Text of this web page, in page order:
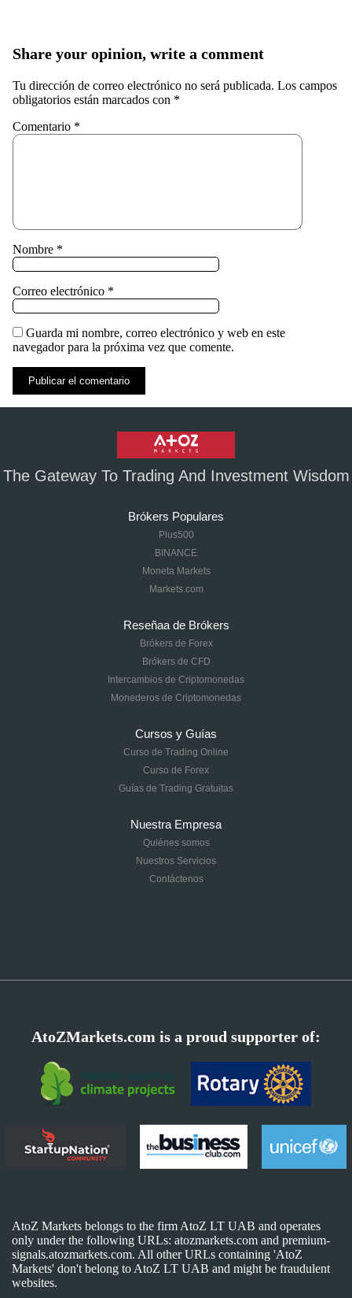
Share your opinion, write a comment
Tu dirección de correo electrónico no será publicada. Los campos
obligatorios están marcados con *
Comentario *
Nombre *
Correo electrónico *
Guarda mi nombre, correo electrónico y web en este
navegador para la próxima vez que comente.
The Gateway To Trading And Investment Wisdom
Brókers Populares
Plus500
BINANCE
Moneta Markets
Markets.com
Reseñaa de Brókers
Brókers de Forex
Brókers de CFD
Intercambios de Criptomonedas
Monederos de Criptomonedas
Cursos y Guías
Curso de Trading Online
Curso de Forex
Guías de Trading Gratuitas
Nuestra Empresa
Quiénes somos
Nuestros Servicios
Contáctenos
AtoZMarkets.com is a proud supporter of:
AtoZ Markets belongs to the firm AtoZ LT UAB and operates
only under the following URLs: atozmarkets.com and premium-
signals.atozmarkets.com. All other URLs containing 'AtoZ
Markets' don't belong to AtoZ LT UAB and might be fraudulent
websites.